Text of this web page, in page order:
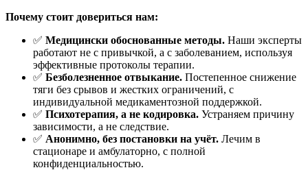
Почему стоит довериться нам:
✅ Медицински обоснованные методы. Наши эксперты
работают не с привычкой, а с заболеванием, используя
эффективные протоколы терапии.
✅ Безболезненное отвыкание. Постепенное снижение
тяги без срывов и жестких ограничений, с
индивидуальной медикаментозной поддержкой.
✅ Психотерапия, а не кодировка. Устраняем причину
зависимости, а не следствие.
✅ Анонимно, без постановки на учёт. Лечим в
стационаре и амбулаторно, с полной
конфиденциальностью.